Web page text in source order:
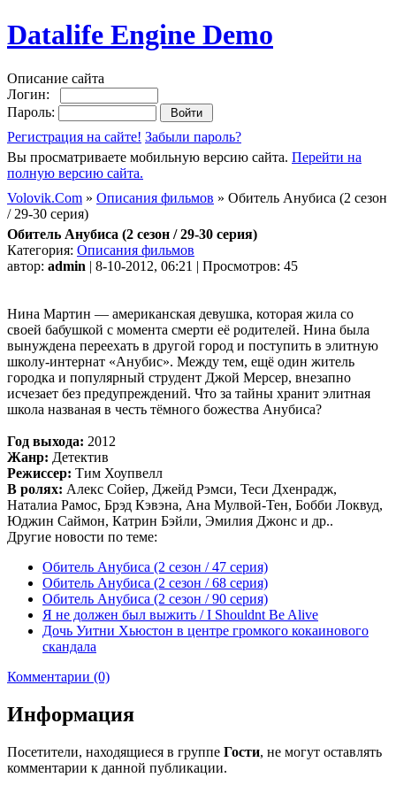
Datalife Engine Demo
Описание сайта
Логин:
Пароль:
Регистрация на сайте! Забыли пароль?
Вы просматриваете мобильную версию сайта. Перейти на
полную версию сайта.
Volovik.Com » Описания фильмов » Обитель Анубиса (2 сезон
/ 29-30 серия)
Обитель Анубиса (2 сезон / 29-30 серия)
Категория: Описания фильмов
автор: admin | 8-10-2012, 06:21 | Просмотров: 45
Нина Мартин — американская девушка, которая жила со
своей бабушкой с момента смерти её родителей. Нина была
вынуждена переехать в другой город и поступить в элитную
школу-интернат «Анубис». Между тем, ещё один житель
городка и популярный струдент Джой Мерсер, внезапно
исчезает без предупреждений. Что за тайны хранит элитная
школа названая в честь тёмного божества Анубиса?
Год выхода: 2012
Жанр: Детектив
Режиссер: Тим Хоупвелл
В ролях: Алекс Сойер, Джейд Рэмси, Теси Дхенрадж,
Наталиа Рамос, Брэд Кэвэна, Ана Мулвой-Тен, Бобби Локвуд,
Юджин Саймон, Катрин Бэйли, Эмилия Джонс и др..
Другие новости по теме:
Обитель Анубиса (2 сезон / 47 серия)
Обитель Анубиса (2 сезон / 68 серия)
Обитель Анубиса (2 сезон / 90 серия)
Я не должен был выжить / I Shouldnt Be Alive
Дочь Уитни Хьюстон в центре громкого кокаинового
скандала
Комментарии (0)
Информация
Посетители, находящиеся в группе Гости, не могут оставлять
комментарии к данной публикации.